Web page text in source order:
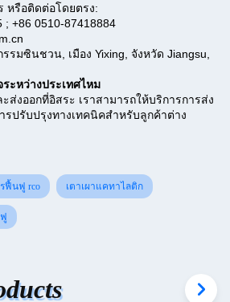
หรือติดต่อโดยตรง:
; +86 0510-87418884
รมซินชวน, เมือง Yixing, จังหวัด Jiangsu,
ะหว่างประเทศไหม
ส่งออกที่อิสระ เราสามารถให้บริการการส่ง
ปรับปรุงทางเทคนิคสําหรับลูกค้าต่าง
ฟื้นฟู rco เตาเผาแคทาไลติก